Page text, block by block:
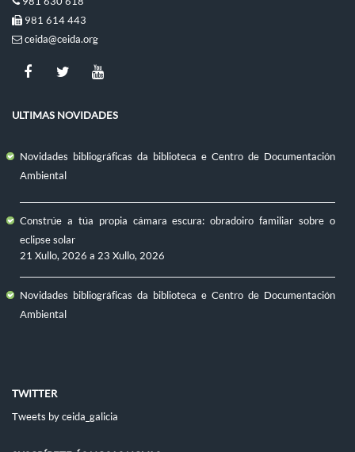
981 614 443
ceida@ceida.org
ULTIMAS NOVIDADES
Novidades bibliográficas da biblioteca e Centro de Documentación
Ambiental
Constrúe a túa propia cámara escura: obradoiro familiar sobre o
eclipse solar
21 Xullo, 2026 a 23 Xullo, 2026
Novidades bibliográficas da biblioteca e Centro de Documentación
Ambiental
TWITTER
Tweets by ceida_galicia